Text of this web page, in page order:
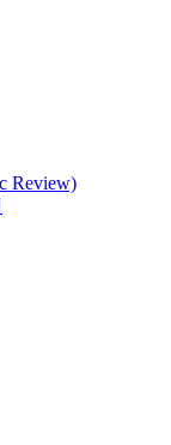
Review)